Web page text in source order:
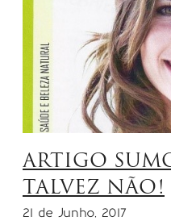
ARTIGO
TALVEZ NÃO!
21 de Junho, 2017